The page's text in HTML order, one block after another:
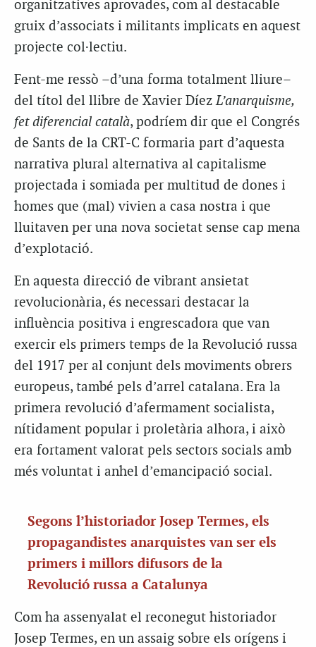
organitzatives aprovades, com al destacable
gruix d’associats i militants implicats en aquest
projecte col·lectiu.
Fent-me ressò –d’una forma totalment lliure–
del títol del llibre de Xavier Díez L’anarquisme,
fet diferencial català, podríem dir que el Congrés
de Sants de la CRT-C formaria part d’aquesta
narrativa plural alternativa al capitalisme
projectada i somiada per multitud de dones i
homes que (mal) vivien a casa nostra i que
lluitaven per una nova societat sense cap mena
d’explotació.
En aquesta direcció de vibrant ansietat
revolucionària, és necessari destacar la
influència positiva i engrescadora que van
exercir els primers temps de la Revolució russa
del 1917 per al conjunt dels moviments obrers
europeus, també pels d’arrel catalana. Era la
primera revolució d’afermament socialista,
nítidament popular i proletària alhora, i això
era fortament valorat pels sectors socials amb
més voluntat i anhel d’emancipació social.
Segons l’historiador Josep Termes, els
propagandistes anarquistes van ser els
primers i millors difusors de la
Revolució russa a Catalunya
Com ha assenyalat el reconegut historiador
Josep Termes, en un assaig sobre els orígens i